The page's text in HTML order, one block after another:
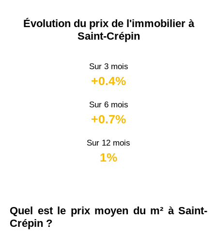
Évolution du prix de l'immobilier à
Saint-Crépin
Sur 3 mois
+0.4%
Sur 6 mois
+0.7%
Sur 12 mois
1%
Quel est le prix moyen du m² à Saint-
Crépin ?